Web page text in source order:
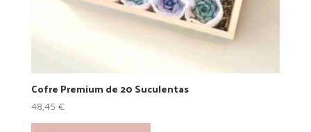
Cofre Premium de 20 Suculentas
48,45 €